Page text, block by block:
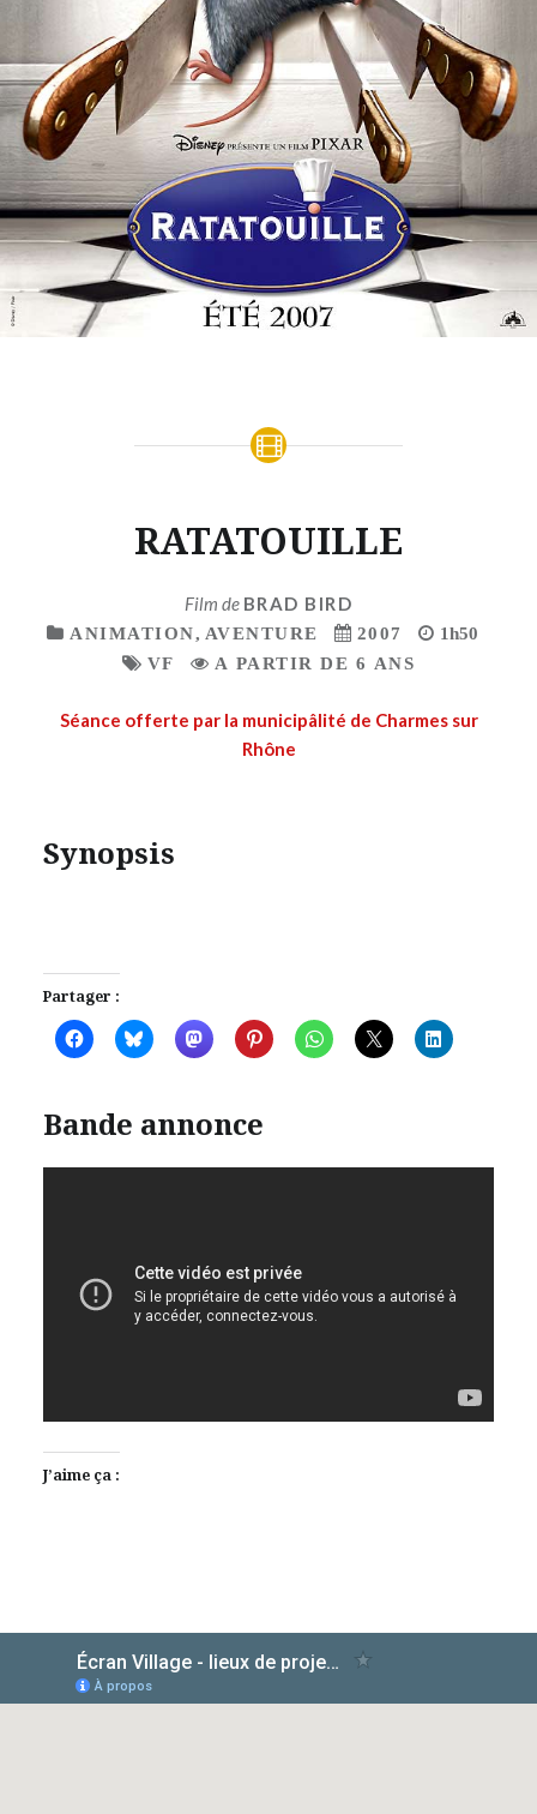
RATATOUILLE
Film de BRAD BIRD
ANIMATION, AVENTURE 2007
1h50
VF
A PARTIR DE 6 ANS
Séance offerte par la municipâlité de Charmes sur
Rhône
Synopsis
Partager :
Bande annonce
J’aime ça :
AlloCiné